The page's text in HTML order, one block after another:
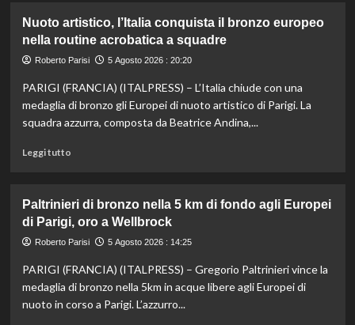
Esordio
ok
per
al
Masters
1000
due
set
Nuoto artistico, l’Italia conquista il bronzo europeo
nella routine acrobatica a squadre
Roberto Parisi 5 Agosto 2026 : 20:20
PARIGI (FRANCIA) (ITALPRESS) – L’Italia chiude con una
medaglia di bronzo gli Europei di nuoto artistico di Parigi. La
squadra azzurra, composta da Beatrice Andina,...
Leggi tuttoLeggi
Nuoto
artistico,
l’Italia
il
bronzo
europeo
Paltrinieri di bronzo nella 5 km di fondo agli Europei
di Parigi, oro a Wellbrock
Roberto Parisi 5 Agosto 2026 : 14:25
PARIGI (FRANCIA) (ITALPRESS) – Gregorio Paltrinieri vince la
medaglia di bronzo nella 5km in acque libere agli Europei di
nuoto in corso a Parigi. L’azzurro...